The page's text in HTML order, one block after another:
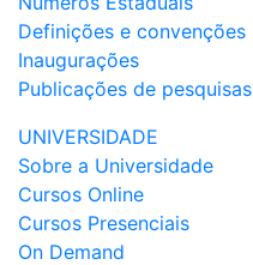
Definições e convenções
Inaugurações
Publicações de pesquisas
UNIVERSIDADE
Sobre a Universidade
Cursos Online
Cursos Presenciais
On Demand